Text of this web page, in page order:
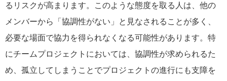
るリスクが高まります。このような態度を取る人は、他の
メンバーから「協調性がない」と見なされることが多く、
必要な場面で協力を得られなくなる可能性があります。特
にチームプロジェクトにおいては、協調性が求められるた
め、孤立してしまうことでプロジェクトの進行にも支障を